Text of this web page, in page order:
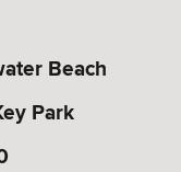
Beach
Park